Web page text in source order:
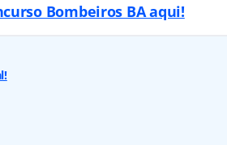
Bombeiros BA aqui!